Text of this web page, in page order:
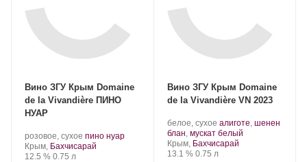
Вино ЗГУ Крым Domaine
de la Vivandière ПИНО
НУАР
Производитель:
Domaine
de
розовое, сухое .
Сорт
пино нуар.
Регион:
Крым, Бахчисарай
Крепость
12.5 %. Объем
0.75 л
Вино ЗГУ Крым Domaine
de la Vivandière VN 2023
Производитель:
Domaine
de
la
белое, сухое .
Сорт
винограда:
алиготе, шенен
блан, мускат белый.
Регион:
Крым, Бахчисарай
Крепость
13.1 %. Объем
0.75 л